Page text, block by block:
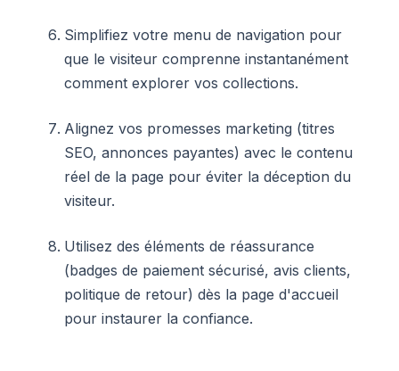
Simplifiez votre menu de navigation pour
que le visiteur comprenne instantanément
comment explorer vos collections.
Alignez vos promesses marketing (titres
SEO, annonces payantes) avec le contenu
réel de la page pour éviter la déception du
visiteur.
Utilisez des éléments de réassurance
(badges de paiement sécurisé, avis clients,
politique de retour) dès la page d'accueil
pour instaurer la confiance.